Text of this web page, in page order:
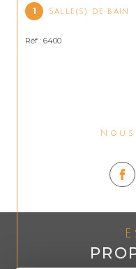
1 Salle(s) de bain
Réf : 6400